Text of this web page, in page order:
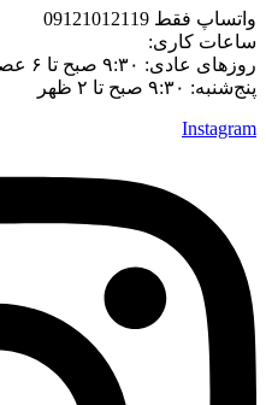
واتساپ فقط 09121012119
ساعات کاری:
روزهای عادی: ۹:۳۰ صبح تا ۶ عصر
پنج‌شنبه: ۹:۳۰ صبح تا ۲ ظهر
Instagram